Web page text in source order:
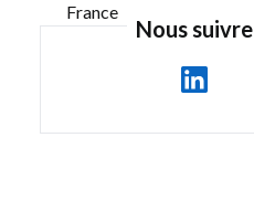
France
Nous suivre